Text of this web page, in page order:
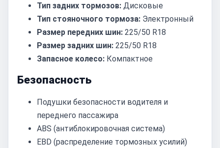
Тип задних тормозов: Дисковые
Тип стояночного тормоза: Электронный
Размер передних шин: 225/50 R18
Размер задних шин: 225/50 R18
Запасное колесо: Компактное
Безопасность
Подушки безопасности водителя и
переднего пассажира
ABS (антиблокировочная система)
EBD (распределение тормозных усилий)